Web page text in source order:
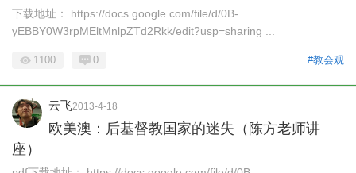
下载地址： https://docs.google.com/file/d/0B-
yEBBY0W3rpMEltMnlpZTd2Rkk/edit?usp=sharing ...
#教会观
1100 0
云飞2013-4-18
欧美澳：后基督教国家的迷失（陈方老师讲
座）